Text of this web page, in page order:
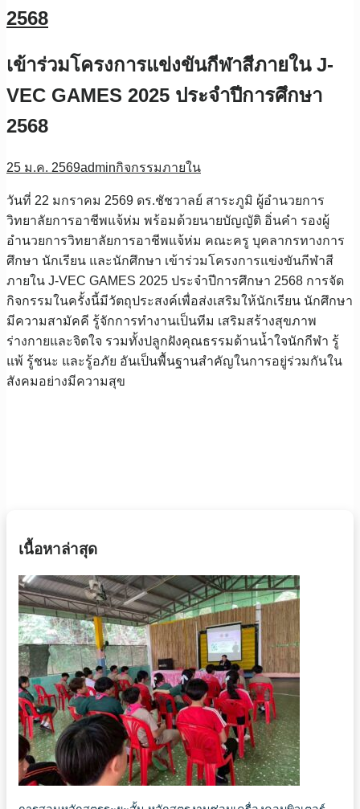
2568
เข้าร่วมโครงการแข่งขันกีฬาสีภายใน J-
VEC GAMES 2025 ประจำปีการศึกษา
2568
25 ม.ค. 2569adminกิจกรรมภายใน
วันที่ 22 มกราคม 2569 ดร.ชัชวาลย์ สาระภูมิ ผู้อำนวยการ
วิทยาลัยการอาชีพแจ้ห่ม พร้อมด้วยนายบัญญัติ อิ่นคำ รองผู้
อำนวยการวิทยาลัยการอาชีพแจ้ห่ม คณะครู บุคลากรทางการ
ศึกษา นักเรียน และนักศึกษา เข้าร่วมโครงการแข่งขันกีฬาสี
ภายใน J-VEC GAMES 2025 ประจำปีการศึกษา 2568 การจัด
กิจกรรมในครั้งนี้มีวัตถุประสงค์เพื่อส่งเสริมให้นักเรียน นักศึกษา
มีความสามัคคี รู้จักการทำงานเป็นทีม เสริมสร้างสุขภาพ
ร่างกายและจิตใจ รวมทั้งปลูกฝังคุณธรรมด้านน้ำใจนักกีฬา รู้
แพ้ รู้ชนะ และรู้อภัย อันเป็นพื้นฐานสำคัญในการอยู่ร่วมกันใน
สังคมอย่างมีความสุข
เนื้อหาล่าสุด